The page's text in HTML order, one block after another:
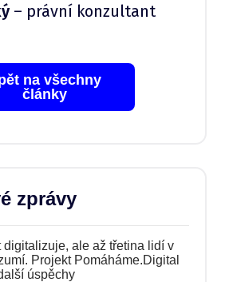
– právní konzultant
na všechny
články
zprávy
digitalizuje, ale až třetina lidí v
Projekt Pomáháme.Digital
úspěchy